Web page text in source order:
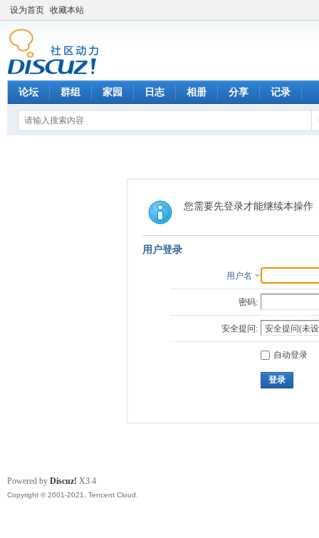
设为首页 收藏本站
论坛 群组 家园 日志 相册 分享 记录
您需要先登录才能继续本操作
用户登录
用户名
密码:
安全提问:
自动登录
登录
Powered by Discuz! X3.4
Copyright © 2001-2021, Tencent Cloud.